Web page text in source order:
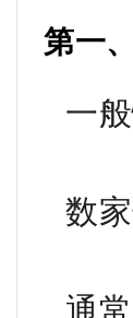
第一
一
数
通